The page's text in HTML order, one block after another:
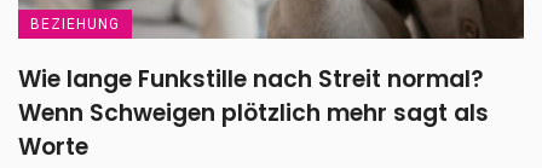
BEZIEHUNG
Wie lange Funkstille nach Streit normal?
Wenn Schweigen plötzlich mehr sagt als
Worte